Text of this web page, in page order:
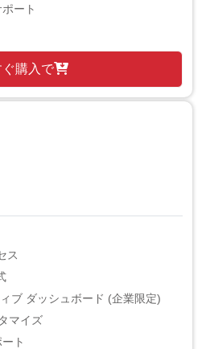
ート
購入で
ス
ブ ダッシュボード (企業限定)
マイズ
ト